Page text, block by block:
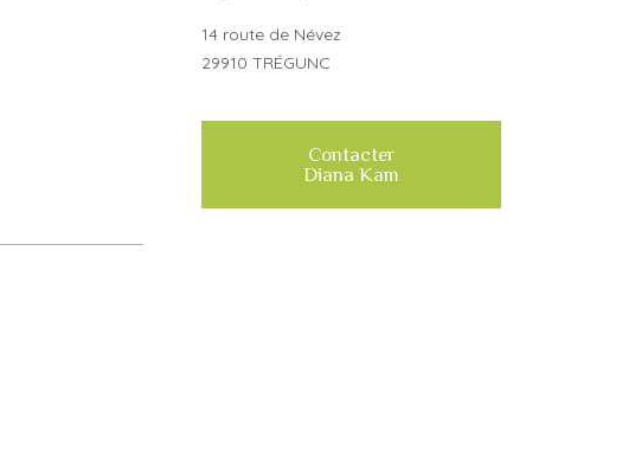
14 route de Névez
29910 TRÉGUNC
Contacter
Diana Kam